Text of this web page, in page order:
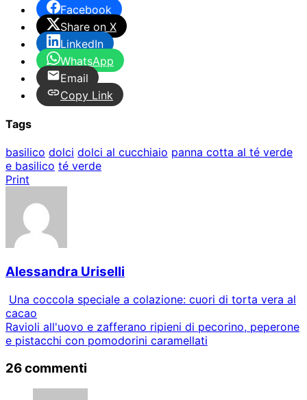
Facebook
Share on X
LinkedIn
WhatsApp
Email
Copy Link
Tags
basilico dolci dolci al cucchiaio panna cotta al té verde
e basilico té verde
Print
Alessandra Uriselli
Una coccola speciale a colazione: cuori di torta vera al
cacao
Ravioli all'uovo e zafferano ripieni di pecorino, peperone
e pistacchi con pomodorini caramellati
26 commenti